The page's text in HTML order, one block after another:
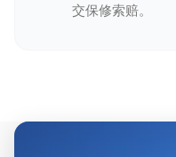
交保修索赔。